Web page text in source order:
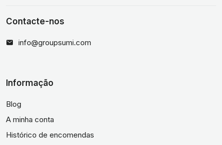
Contacte-nos
info@groupsumi.com
Informação
Blog
A minha conta
Histórico de encomendas